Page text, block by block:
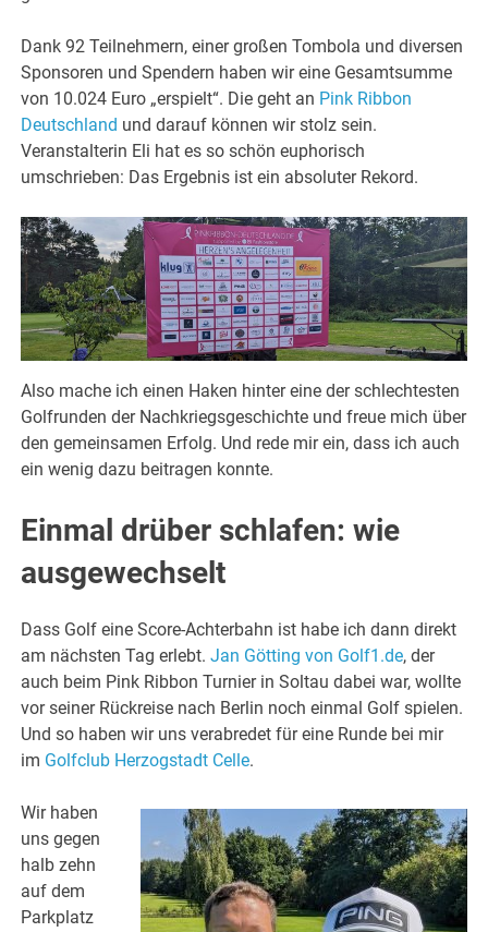
Dank 92 Teilnehmern, einer großen Tombola und diversen
Sponsoren und Spendern haben wir eine Gesamtsumme
von 10.024 Euro „erspielt“. Die geht an Pink Ribbon
Deutschland und darauf können wir stolz sein.
Veranstalterin Eli hat es so schön euphorisch
umschrieben: Das Ergebnis ist ein absoluter Rekord.
Also mache ich einen Haken hinter eine der schlechtesten
Golfrunden der Nachkriegsgeschichte und freue mich über
den gemeinsamen Erfolg. Und rede mir ein, dass ich auch
ein wenig dazu beitragen konnte.
Einmal drüber schlafen: wie
ausgewechselt
Dass Golf eine Score-Achterbahn ist habe ich dann direkt
am nächsten Tag erlebt.Jan Götting von Golf1.de, der
auch beim Pink Ribbon Turnier in Soltau dabei war, wollte
vor seiner Rückreise nach Berlin noch einmal Golf spielen.
Und so haben wir uns verabredet für eine Runde bei mir
im Golfclub Herzogstadt Celle.
Wir haben
uns gegen
halb zehn
auf dem
Parkplatz